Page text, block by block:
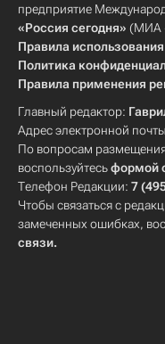
предприятие
«Россия сегодня» (МИА
Правила
Политика
Правила применения
Главный редактор:
Адрес электронной
По вопросам
воспользуйтесьформой
Телефон Редакции: 7
Чтобы связаться с
замеченных ошибках,
связи.